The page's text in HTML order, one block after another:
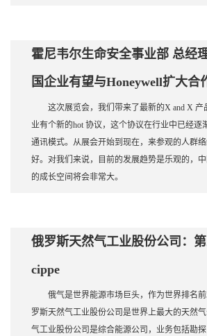
霍尼韦尔生命安全事业部 总经
国企业有望与Honeywell扩大合
这次展览会，我们带来了最新的X and X
业有个新的hot 协议，这个协议在行业中已经逐
通讯模式。从展会开始到现在，来参观的人群
好。对我们来说，目前的发展趋势是乐观的，
的成长空间将会非常大。
俄罗斯天然气工业股份公司：
cippe
俄气是世界能源市场巨头，作为世界排名
罗斯天然气工业股份公司是世界上最大的天然
气工业股份公司是综合能源公司，业务包括勘